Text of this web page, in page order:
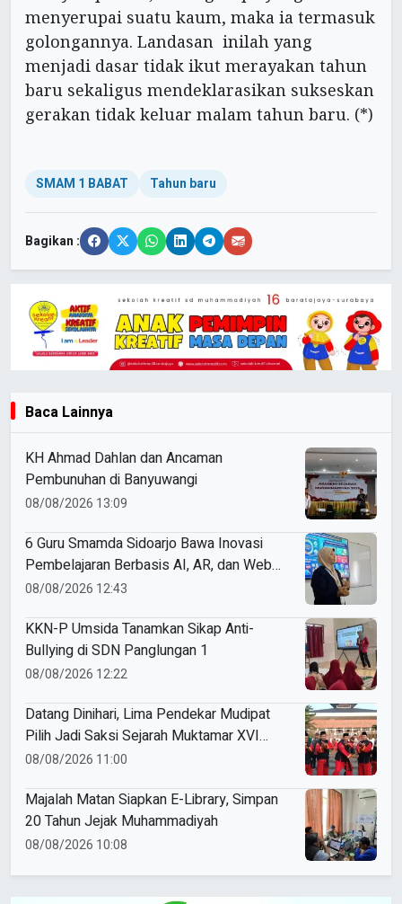
menyerupai suatu kaum, maka ia termasuk
golongannya. Landasan inilah yang
menjadi dasar tidak ikut merayakan tahun
baru sekaligus mendeklarasikan sukseskan
gerakan tidak keluar malam tahun baru. (*)
SMAM 1 BABAT Tahun baru
Bagikan :
Baca Lainnya
KH Ahmad Dahlan dan Ancaman
Pembunuhan di Banyuwangi
08/08/2026 13:09
6 Guru Smamda Sidoarjo Bawa Inovasi
Pembelajaran Berbasis AI, AR, dan Web
ke ME Award 2026
08/08/2026 12:43
KKN-P Umsida Tanamkan Sikap Anti-
Bullying di SDN Panglungan 1
08/08/2026 12:22
Datang Dinihari, Lima Pendekar Mudipat
Pilih Jadi Saksi Sejarah Muktamar XVI
Tapak Suci
08/08/2026 11:00
Majalah Matan Siapkan E-Library, Simpan
20 Tahun Jejak Muhammadiyah
08/08/2026 10:08